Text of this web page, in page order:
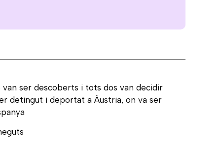
ser descoberts i tots dos van decidir
detingut i deportat a Àustria, on va ser